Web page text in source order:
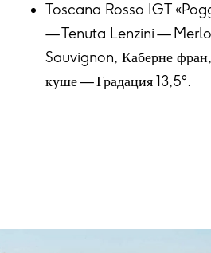
Toscana Rosso IGT
— Tenuta Lenzini —
Sauvignon, Каберне
куше — Градация 13,5°.